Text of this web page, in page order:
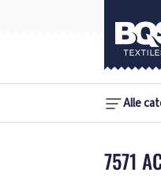
Alle
7571